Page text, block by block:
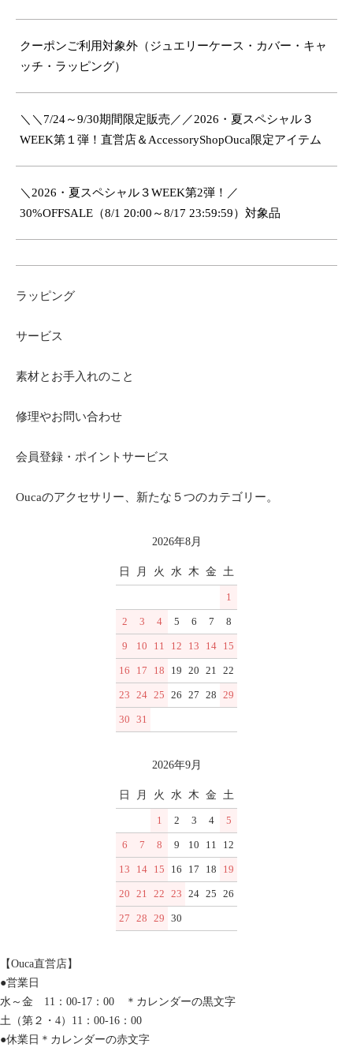
クーポンご利用対象外（ジュエリーケース・カバー・キャ
ッチ・ラッピング）
＼＼7/24～9/30期間限定販売／／2026・夏スペシャル３
WEEK第１弾！直営店＆AccessoryShopOuca限定アイテム
＼2026・夏スペシャル３WEEK第2弾！／
30%OFFSALE（8/1 20:00～8/17 23:59:59）対象品
ラッピング
サービス
素材とお手入れのこと
修理やお問い合わせ
会員登録・ポイントサービス
Oucaのアクセサリー、新たな５つのカテゴリー。
2026年8月
日 月 火 水 木 金 土
1
2 3 4 5 6 7 8
9 10 11 12 13 14 15
16 17 18 19 20 21 22
23 24 25 26 27 28 29
30 31
2026年9月
日 月 火 水 木 金 土
1 2 3 4 5
6 7 8 9 10 11 12
13 14 15 16 17 18 19
20 21 22 23 24 25 26
27 28 29 30
【Ouca直営店】
●営業日
水～金 11：00-17：00 ＊カレンダーの黒文字
土（第２・4）11：00-16：00
●休業日＊カレンダーの赤文字